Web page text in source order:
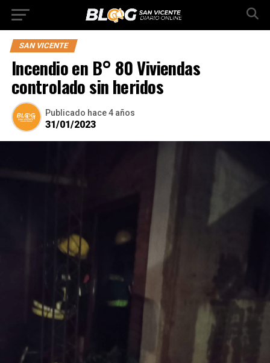
SAN VICENTE
Incendio en B° 80 Viviendas
controlado sin heridos
Publicado hace 4 años
31/01/2023